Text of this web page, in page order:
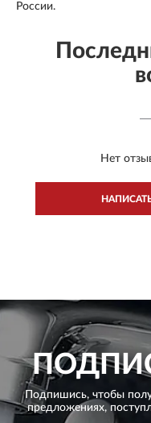
России.
Нет
Подпишись, чтобы
предложениях,